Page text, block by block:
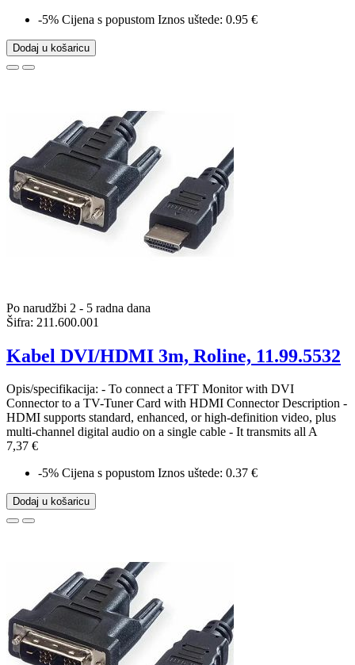
-5% Cijena s popustom Iznos uštede: 0.95 €
Dodaj u košaricu
Po narudžbi 2 - 5 radna dana
Šifra: 211.600.001
Kabel DVI/HDMI 3m, Roline, 11.99.5532
Opis/specifikacija: - To connect a TFT Monitor with DVI
Connector to a TV-Tuner Card with HDMI Connector Description -
HDMI supports standard, enhanced, or high-definition video, plus
multi-channel digital audio on a single cable - It transmits all A
7,37 €
-5% Cijena s popustom Iznos uštede: 0.37 €
Dodaj u košaricu